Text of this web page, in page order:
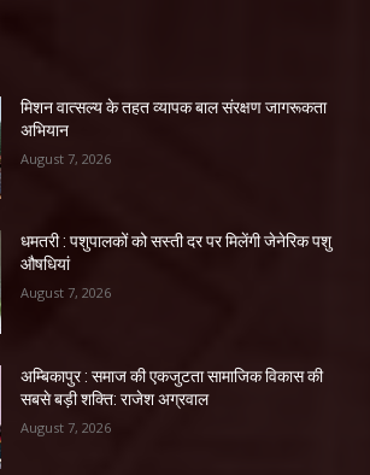
मिशन वात्सल्य के तहत व्यापक बाल संरक्षण जागरूकता
अभियान
August 7, 2026
धमतरी : पशुपालकों को सस्ती दर पर मिलेंगी जेनेरिक पशु
औषधियां
August 7, 2026
अम्बिकापुर : समाज की एकजुटता सामाजिक विकास की
सबसे बड़ी शक्ति: राजेश अग्रवाल
August 7, 2026